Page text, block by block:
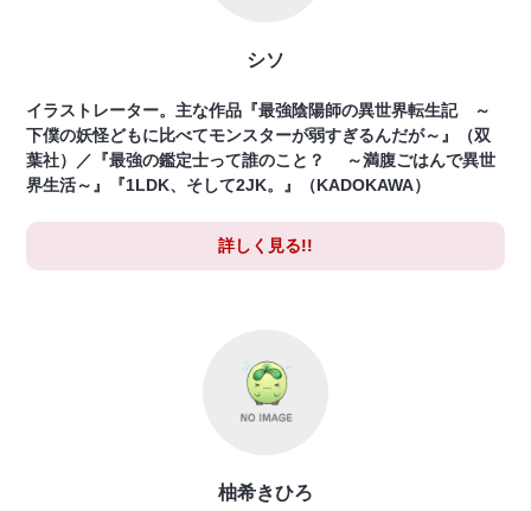
シソ
イラストレーター。主な作品『最強陰陽師の異世界転生記 ～
下僕の妖怪どもに比べてモンスターが弱すぎるんだが～』（双
葉社）／『最強の鑑定士って誰のこと？ ～満腹ごはんで異世
界生活～』『1LDK、そして2JK。』（KADOKAWA）
詳しく見る!!
柚希きひろ